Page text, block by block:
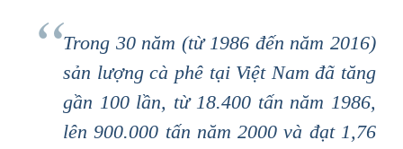
Trong 30 năm (từ 1986 đến năm 2016)
sản lượng cà phê tại Việt Nam đã tăng
gần 100 lần, từ 18.400 tấn năm 1986,
lên 900.000 tấn năm 2000 và đạt 1,76